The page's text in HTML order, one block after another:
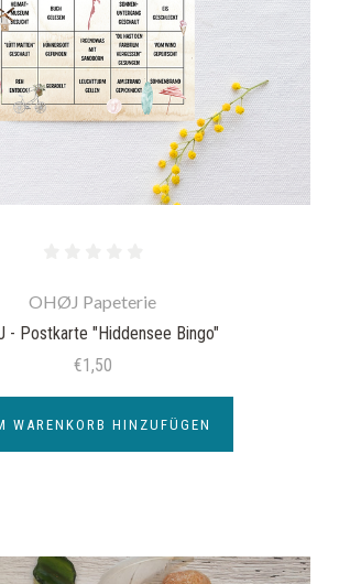
OHØJ Papeterie
- Postkarte "Hiddensee Bingo"
€1,50
WARENKORB HINZUFÜGEN